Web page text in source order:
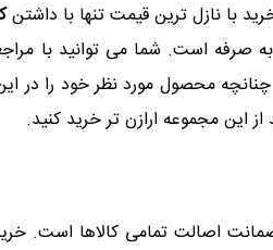
با نازل ترین قیمت تنها با داشتن
صرفه است. شما می توانید با
محصول مورد نظر خود را در
از این مجموعه ارازن تر خرید کنید.
اصالت تمامی کالاها است.